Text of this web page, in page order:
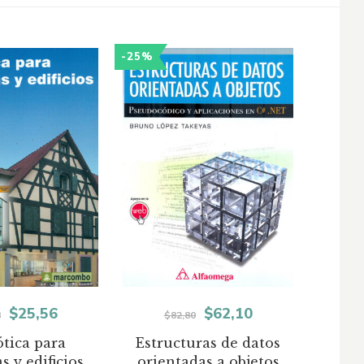
para
El
precio
$25,56El
precio
-25%
Estructuras de datos
$82,80
El
precio
$62,10El
precio